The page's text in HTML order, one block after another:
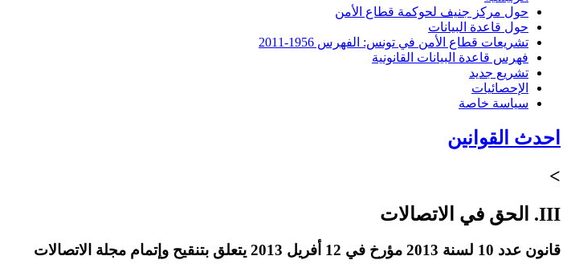
حول مركز جنيف لحوكمة قطاع الأمن
حول قاعدة البيانات
تشريعات قطاع الأمن في تونس: الفهرس 1956-2011
فهرس قاعدة البيانات القانونية
تشريع جديد
الإحصائيات
سياسة خاصة
احدث القوانين
>
III. الحق في الاتصالات
قانون عدد 10 لسنة 2013 مؤرخ في 12 أفريل 2013 يتعلق بتنقيح وإتمام مجلة الاتصالات